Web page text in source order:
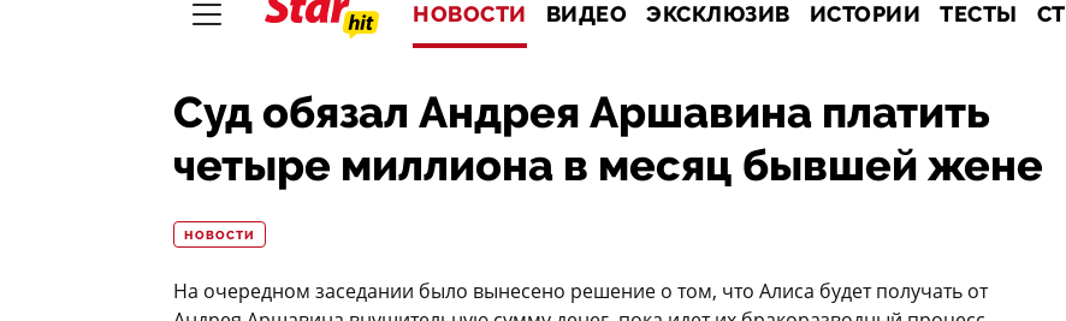
НОВОСТИ ВИДЕО ЭКСКЛЮЗИВ ИСТОРИИ ТЕСТЫ
Суд обязал Андрея Аршавина платить
четыре миллиона в месяц бывшей жене
НОВОСТИ
На очередном заседании было вынесено решение о том, что Алиса будет получать от